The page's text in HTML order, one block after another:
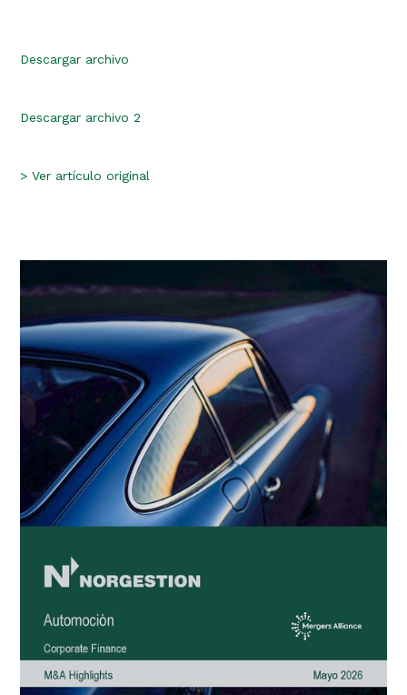
Descargar archivo
Descargar archivo 2
> Ver artículo original